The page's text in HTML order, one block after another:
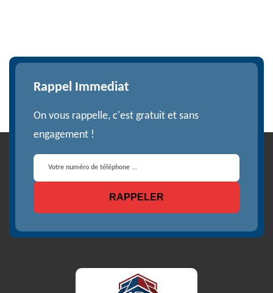
Rappel Immediat
On vous rappelle, c'est gratuit et sans
engagement !